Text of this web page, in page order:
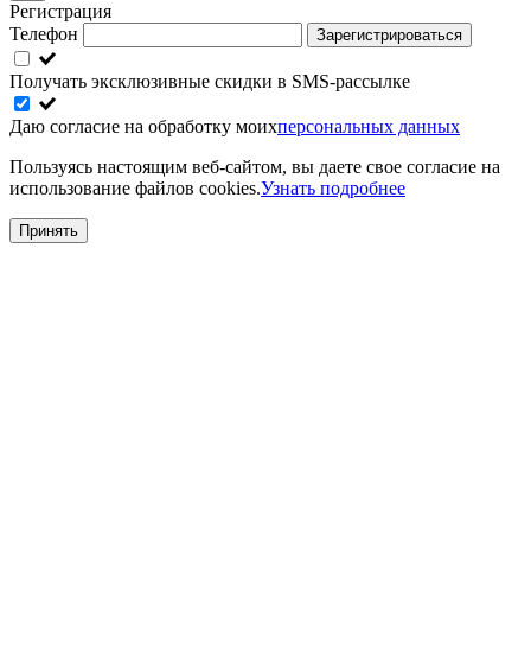
Регистрация
Телефон
Зарегистрироваться
Получать эксклюзивные скидки в SMS-рассылке
Даю согласие на обработку моихперсональных данных
Пользуясь настоящим веб-сайтом, вы даете свое согласие на
использование файлов cookies.Узнать подробнее
Принять